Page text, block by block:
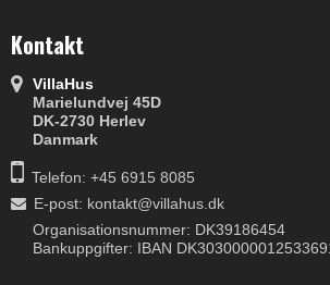
Kontakt
VillaHus
Marielundvej 45D
DK-2730 Herlev
Danmark
Telefon: +45 6915 8085
E-post: kontakt@villahus.dk
Organisationsnummer: DK39186454
Bankuppgifter: IBAN